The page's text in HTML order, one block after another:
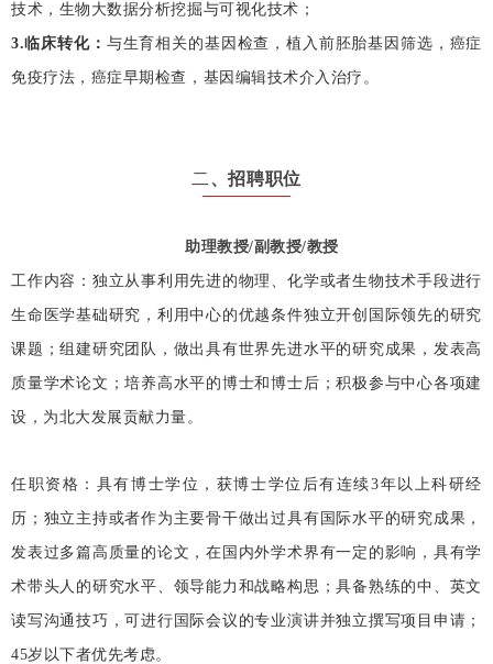
技术，生物大数据分析挖掘与可视化技术；
3.临床转化： 与生育相关的基因检查，植入前胚胎基因筛选，癌症
免疫疗法，癌症早期检查，基因编辑技术介入治疗。
二 、招聘职位
助理教授/副教授/教授
工作内容：独立从事利用先进的物理、化学或者生物技术手段进行
生命医学基础研究，利用中心的优越条件独立开创国际领先的研究
课题；组建研究团队，做出具有世界先进水平的研究成果，发表高
质量学术论文；培养高水平的博士和博士后；积极参与中心各项建
设，为北大发展贡献力量。
任职资格：具有博士学位，获博士学位后有连续3年以上科研经
历；独立主持或者作为主要骨干做出过具有国际水平的研究成果，
发表过多篇高质量的论文，在国内外学术界有一定的影响，具有学
术带头人的研究水平、领导能力和战略构思；具备熟练的中、英文
读写沟通技巧，可进行国际会议的专业演讲并独立撰写项目申请；
45岁以下者优先考虑。